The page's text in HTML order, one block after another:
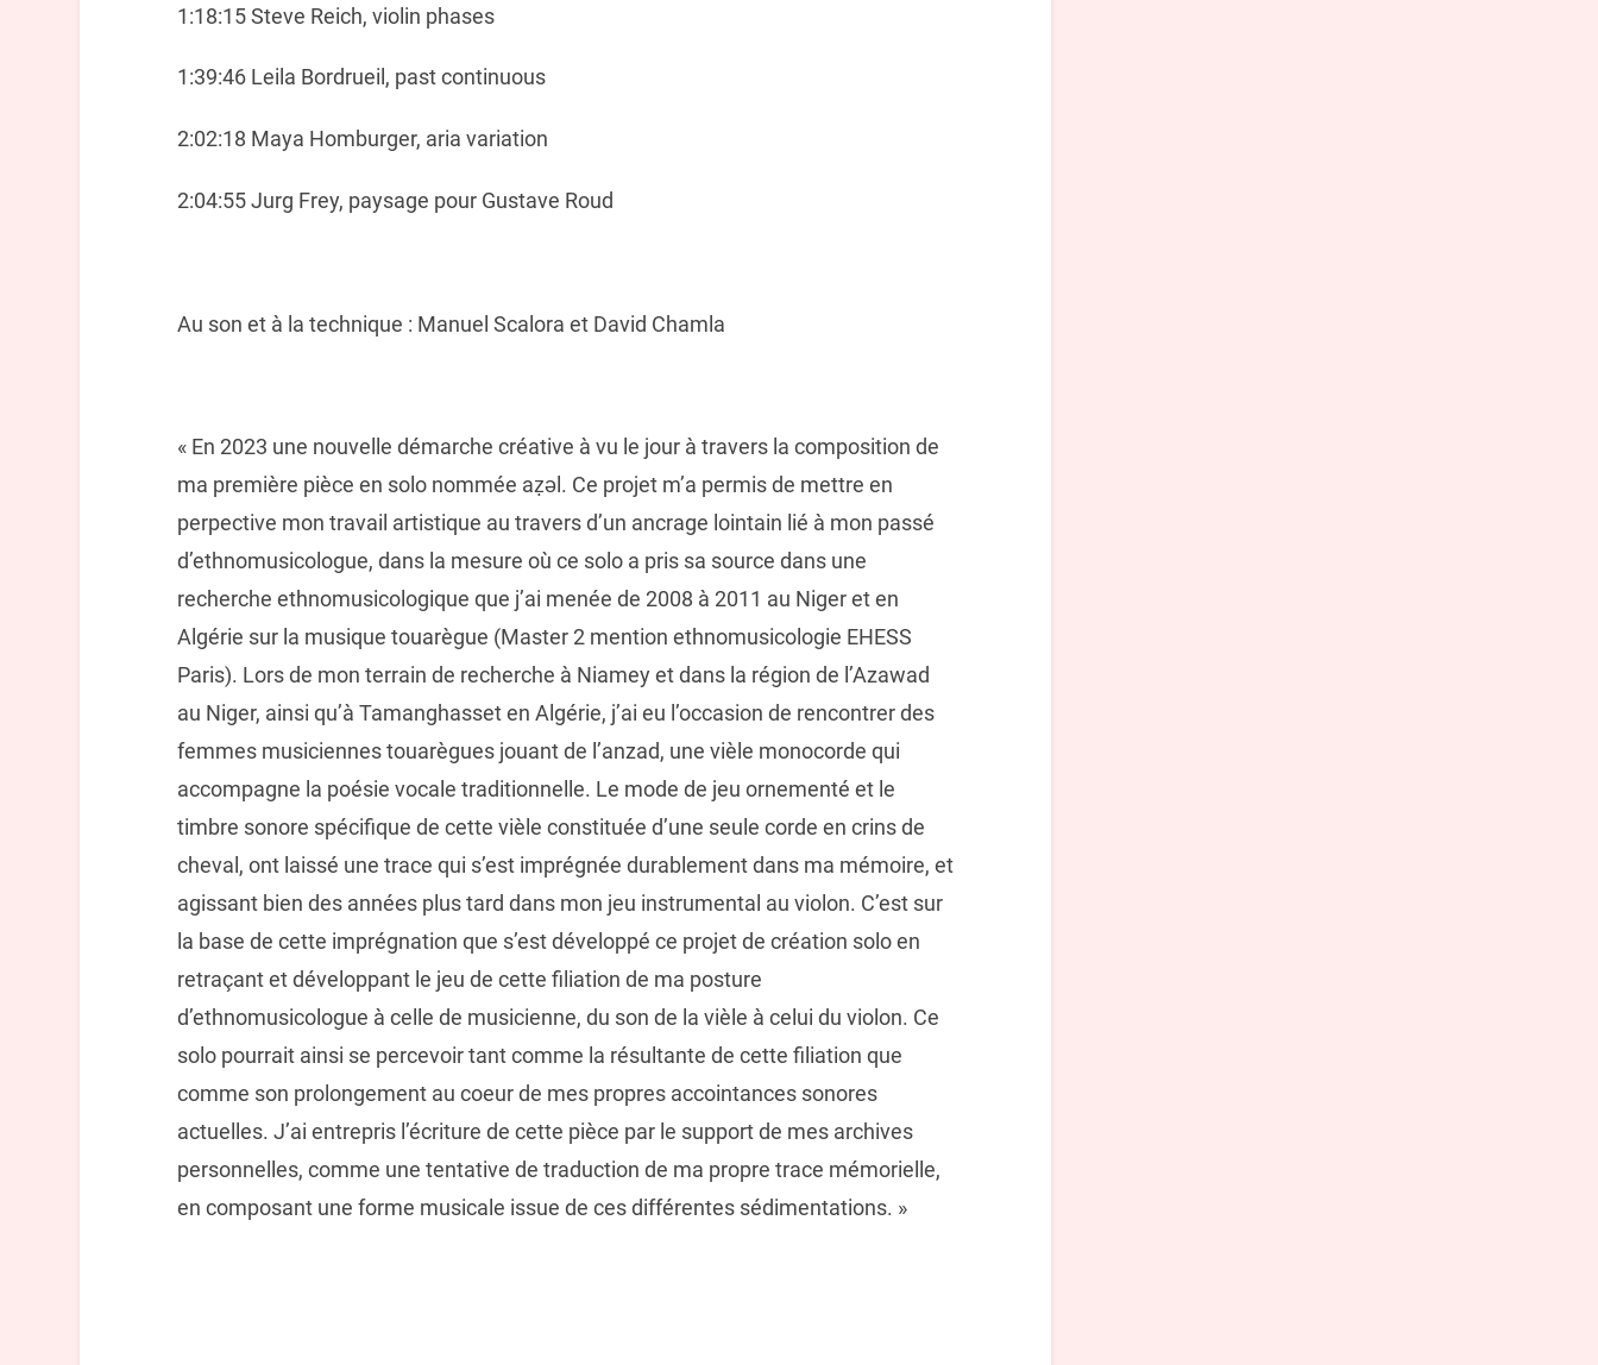
1:18:15 Steve Reich, violin phases
1:39:46 Leila Bordrueil, past continuous
2:02:18 Maya Homburger, aria variation
2:04:55 Jurg Frey, paysage pour Gustave Roud
Au son et à la technique : Manuel Scalora et David Chamla
« En 2023 une nouvelle démarche créative à vu le jour à travers la composition de
ma première pièce en solo nommée aẓǝl. Ce projet m’a permis de mettre en
perpective mon travail artistique au travers d’un ancrage lointain lié à mon passé
d’ethnomusicologue, dans la mesure où ce solo a pris sa source dans une
recherche ethnomusicologique que j’ai menée de 2008 à 2011 au Niger et en
Algérie sur la musique touarègue (Master 2 mention ethnomusicologie EHESS
Paris). Lors de mon terrain de recherche à Niamey et dans la région de l’Azawad
au Niger, ainsi qu’à Tamanghasset en Algérie, j’ai eu l’occasion de rencontrer des
femmes musiciennes touarègues jouant de l’anzad, une vièle monocorde qui
accompagne la poésie vocale traditionnelle. Le mode de jeu ornementé et le
timbre sonore spécifique de cette vièle constituée d’une seule corde en crins de
cheval, ont laissé une trace qui s’est imprégnée durablement dans ma mémoire, et
agissant bien des années plus tard dans mon jeu instrumental au violon. C’est sur
la base de cette imprégnation que s’est développé ce projet de création solo en
retraçant et développant le jeu de cette filiation de ma posture
d’ethnomusicologue à celle de musicienne, du son de la vièle à celui du violon. Ce
solo pourrait ainsi se percevoir tant comme la résultante de cette filiation que
comme son prolongement au coeur de mes propres accointances sonores
actuelles. J’ai entrepris l’écriture de cette pièce par le support de mes archives
personnelles, comme une tentative de traduction de ma propre trace mémorielle,
en composant une forme musicale issue de ces différentes sédimentations. »